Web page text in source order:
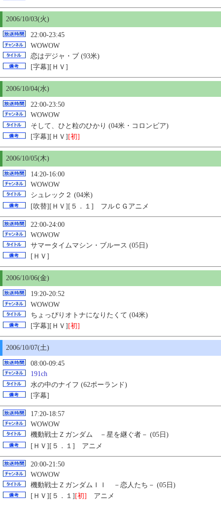
2006/10/03(火)
22:00-23:45
WOWOW
恋はデジャ・ブ (93米)
[字幕][ＨＶ]
2006/10/04(水)
22:00-23:50
WOWOW
そして、ひと粒のひかり (04米・コロンビア)
[字幕][ＨＶ] [初]
2006/10/05(木)
14:20-16:00
WOWOW
シュレック２ (04米)
[吹替][ＨＶ][５．１] フルＣＧアニメ
22:00-24:00
WOWOW
サマータイムマシン・ブルース (05日)
[ＨＶ]
2006/10/06(金)
19:20-20:52
WOWOW
ちょっぴりオトナになりたくて (04米)
[字幕][ＨＶ] [初]
2006/10/07(土)
08:00-09:45
191ch
水の中のナイフ (62ポーランド)
[字幕]
17:20-18:57
WOWOW
機動戦士Ｚガンダム －星を継ぐ者－ (05日)
[ＨＶ][５．１] アニメ
20:00-21:50
WOWOW
機動戦士ＺガンダムＩＩ －恋人たち－ (05日)
[ＨＶ][５．１] [初] アニメ